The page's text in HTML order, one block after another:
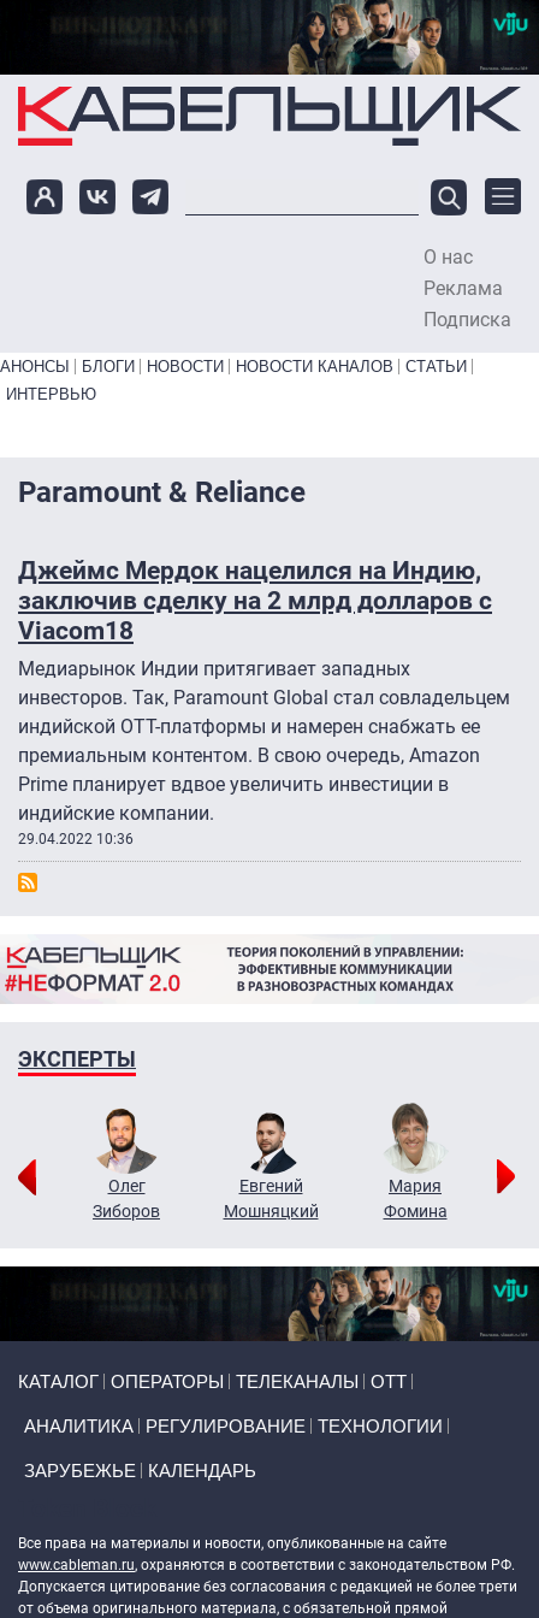
Перейти к основному содержанию
О нас
Реклама
Подписка
Primary links bottom
АНОНСЫ БЛОГИ НОВОСТИ НОВОСТИ КАНАЛОВ
СТАТЬИ
ИНТЕРВЬЮ
Paramount & Reliance
Джеймс Мердок нацелился на Индию,
заключив сделку на 2 млрд долларов с
Viacom18
Медиарынок Индии притягивает западных
инвесторов. Так, Paramount Global стал совладельцем
индийской ОТТ-платформы и намерен снабжать ее
премиальным контентом. В свою очередь, Amazon
Prime планирует вдвое увеличить инвестиции в
индийские компании.
29.04.2022 10:36
ЭКСПЕРТЫ
Олег
Зиборов
Евгений
Мошняцкий
Мария
Фомина
КАТАЛОГ ОПЕРАТОРЫ ТЕЛЕКАНАЛЫ ОТТ
АНАЛИТИКА РЕГУЛИРОВАНИЕ ТЕХНОЛОГИИ
ЗАРУБЕЖЬЕ КАЛЕНДАРЬ
Все права на материалы и новости, опубликованные на сайте
www.cableman.ru, охраняются в соответствии с законодательством РФ.
Допускается цитирование без согласования с редакцией не более трети
от объема оригинального материала, с обязательной прямой